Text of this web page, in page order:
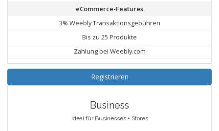
eCommerce-Features
3% Weebly Transaktionsgebühren
Bis zu 25 Produkte
Zahlung bei Weebly.com
Registrieren
Business
Ideal für Businesses + Stores